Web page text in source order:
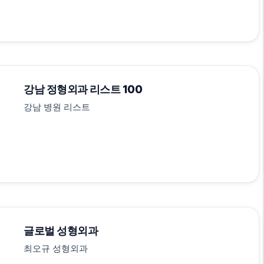
강남 정형외과 리스트 100
강남 병원 리스트
글로벌 성형외과
최오규 성형외과